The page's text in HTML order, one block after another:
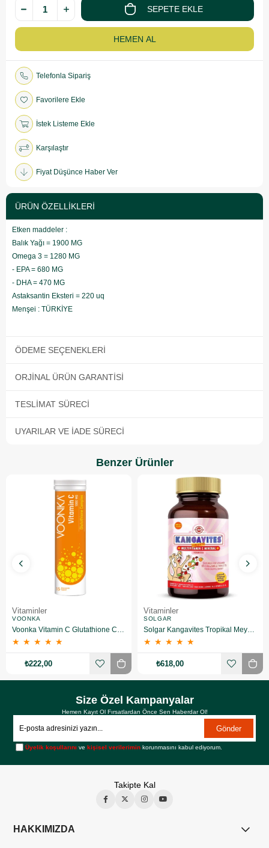
Telefonla Sipariş
Favorilere Ekle
İstek Listeme Ekle
Karşılaştır
Fiyat Düşünce Haber Ver
ÜRÜN ÖZELLIKLERI
Etken maddeler :
Balık Yağı = 1900 MG
Omega 3 = 1280 MG
- EPA = 680 MG
- DHA = 470 MG
Astaksantin Eksteri = 220 uq
Menşei : TÜRKİYE
ÖDEME SEÇENEKLERI
ORJINAL ÜRÜN GARANTISI
TESLIMAT SÜRECI
UYARILAR VE İADE SÜRECI
Benzer Ürünler
Vitaminler
VOONKA
Voonka Vitamin C Glutathione Complex Efervesan 15 Tablet
★ ★ ★ ★ ★
₺222,00
Vitaminler
SOLGAR
Solgar Kangavites Tropikal Meyve Aromalı 60 Tablet
★ ★ ★ ★ ★
₺618,00
Size Özel Kampanyalar
Hemen Kayıt Ol Fırsatlardan Önce Sen Haberdar Ol!
Gönder
Üyelik koşullarını vekişisel verilerimin korunmasını kabul ediyorum.
Takipte Kal
HAKKIMIZDA